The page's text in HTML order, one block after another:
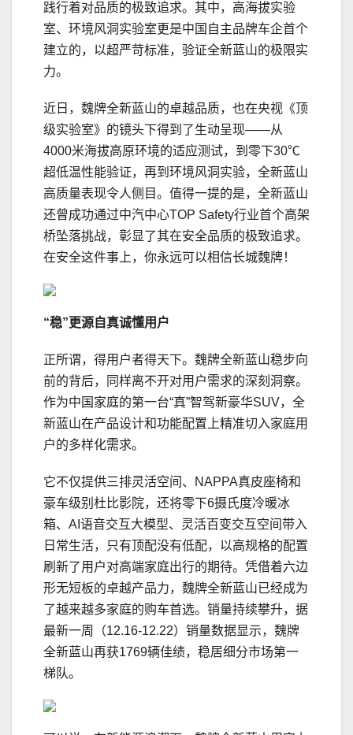
践行着对品质的极致追求。其中，高海拔实验
室、环境风洞实验室更是中国自主品牌车企首个
建立的，以超严苛标准，验证全新蓝山的极限实
力。
近日，魏牌全新蓝山的卓越品质，也在央视《顶
级实验室》的镜头下得到了生动呈现——从
4000米海拔高原环境的适应测试，到零下30℃
超低温性能验证，再到环境风洞实验，全新蓝山
高质量表现令人侧目。值得一提的是，全新蓝山
还曾成功通过中汽中心TOP Safety行业首个高架
桥坠落挑战，彰显了其在安全品质的极致追求。
在安全这件事上，你永远可以相信长城魏牌！
“稳”更源自真诚懂用户
正所谓，得用户者得天下。魏牌全新蓝山稳步向
前的背后，同样离不开对用户需求的深刻洞察。
作为中国家庭的第一台“真”智驾新豪华SUV，全
新蓝山在产品设计和功能配置上精准切入家庭用
户的多样化需求。
它不仅提供三排灵活空间、NAPPA真皮座椅和
豪车级别杜比影院，还将零下6摄氏度冷暖冰
箱、AI语音交互大模型、灵活百变交互空间带入
日常生活，只有顶配没有低配，以高规格的配置
刷新了用户对高端家庭出行的期待。凭借着六边
形无短板的卓越产品力，魏牌全新蓝山已经成为
了越来越多家庭的购车首选。销量持续攀升，据
最新一周（12.16-12.22）销量数据显示，魏牌
全新蓝山再获1769辆佳绩，稳居细分市场第一
梯队。